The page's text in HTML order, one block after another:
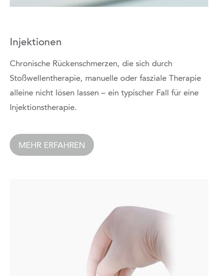
Injektionen
Chronische Rückenschmerzen, die sich durch
Stoßwellentherapie, manuelle oder fasziale Therapie
alleine nicht lösen lassen – ein typischer Fall für eine
Injektionstherapie.
MEHR ERFAHREN